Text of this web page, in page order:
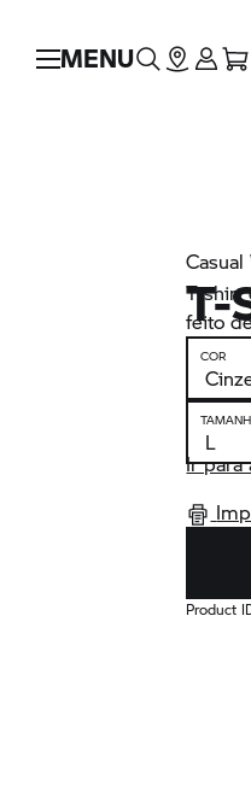
MENU
T-
T-shirt
feito
COR
Ir para
Product